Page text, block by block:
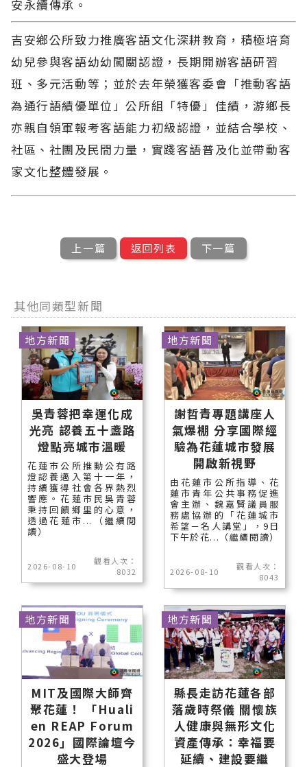
安永續傳承。
吉安鄉公所致力推廣客語文化深耕教育，積極培育
幼兒參與客語幼幼闖關認證，長期開辦客語研習
班、多元活動等；並於去年榮獲客委會「推動客語
為通行語績優單位」公所組「特優」佳績，游鄉長
亦親自領軍報考客語能力初級認證，並結合學校、
社區、社團及民間力量，實踐客語普及化並帶動客
家文化整體發展。
上一篇 返回列表 下一篇
其他同類型新聞
吳青蓉把幸運化成
光亮 認養五十盞路
燈點亮城市溫暖
花蓮市公所推動公有路
燈認養邁入第十一年，
持續獲得社會各界熱烈
響應。花蓮市民吳青蓉
秉持回饋鄉里的心意，
透過花蓮市...（繼續閱
讀）
2026-08-10
觀看人次：
8032
地方新聞
謝哲青專題講座人
氣爆棚 分享國際經
驗為花蓮城市發展
開啟新視野
由花蓮市公所指導、花
蓮市青年公共事務促進
會主辦、魏嘉賢議員服
務處協辦的「花蓮城市
希望－名人講堂」，9日
下午於花...（繼續閱讀）
2026-08-10
觀看人次：
8043
地方新聞
MIT及國際大師齊
聚花蓮！ 「Huali
en REAP Forum
2026」國際論壇今
盛大登場
地方新聞
縣長走訪花蓮各部
落歲時祭儀 關懷族
人健康與無形文化
資產傳承：幸福要
延續、建設要繼
地方新聞